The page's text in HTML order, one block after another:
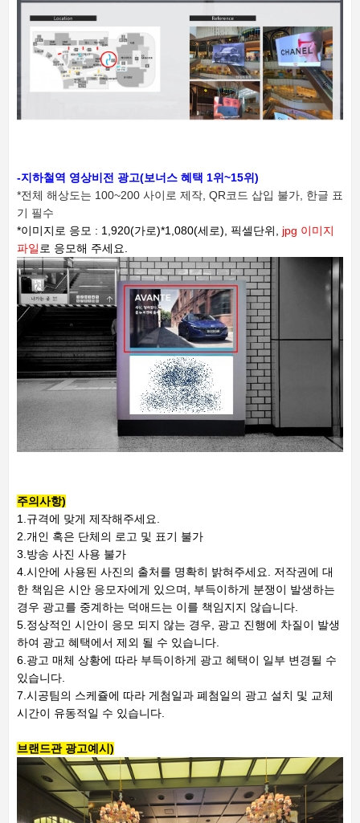
-지하철역 영상비전 광고(보너스 혜택 1위~15위)
*전체 해상도는 100~200 사이로 제작, QR코드 삽입 불가, 한글 표
기 필수
*이미지로 응모 : 1,920(가로)*1,080(세로), 픽셀단위, jpg 이미지
파일 로 응모해 주세요.
주의사항)
1.규격에 맞게 제작해주세요.
2.개인 혹은 단체의 로고 및 표기 불가
3.방송 사진 사용 불가
4.시안에 사용된 사진의 출처를 명확히 밝혀주세요. 저작권에 대
한 책임은 시안 응모자에게 있으며, 부득이하게 분쟁이 발생하는
경우 광고를 중계하는 덕애드는 이를 책임지지 않습니다.
5.정상적인 시안이 응모 되지 않는 경우, 광고 진행에 차질이 발생
하여 광고 혜택에서 제외 될 수 있습니다.
6.광고 매체 상황에 따라 부득이하게 광고 혜택이 일부 변경될 수
있습니다.
7.시공팀의 스케쥴에 따라 게첨일과 폐첨일의 광고 설치 및 교체
시간이 유동적일 수 있습니다.
브랜드관 광고예시)